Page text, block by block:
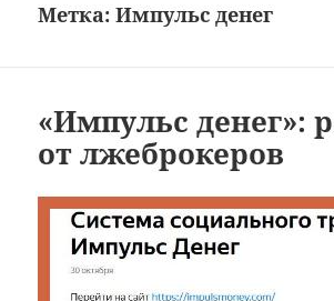
Метка:Импульс денег
«Импульс денег»:
от лжеброкеров